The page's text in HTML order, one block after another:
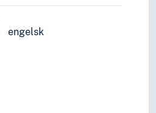
engelsk